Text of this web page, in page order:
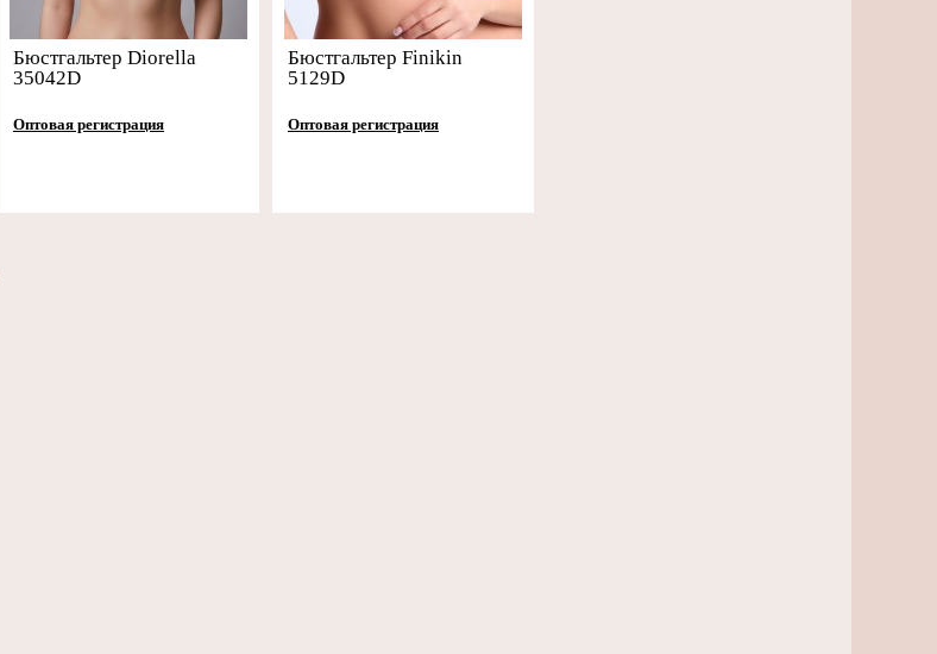
Бюстгальтер Diorella
35042D
Оптовая регистрация
Бюстгальтер Finikin
5129D
Оптовая регистрация